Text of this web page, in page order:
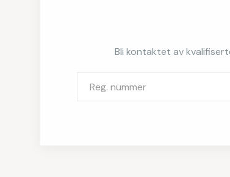
Bli kontaktet av